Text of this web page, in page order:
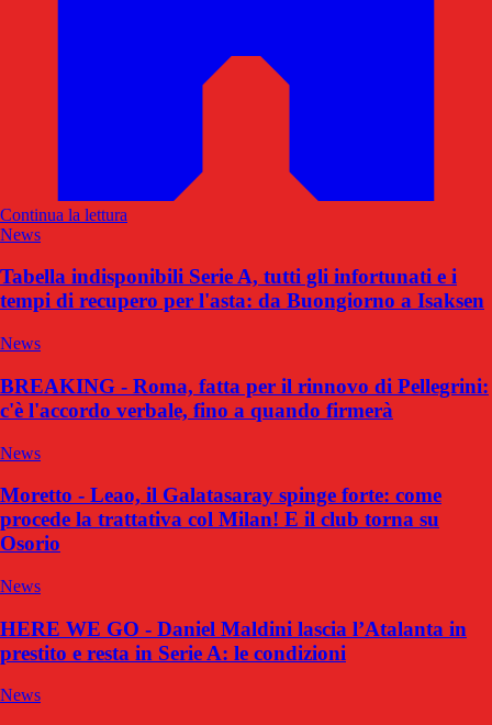
Continua la lettura
News
Tabella indisponibili Serie A, tutti gli infortunati e i
tempi di recupero per l'asta: da Buongiorno a Isaksen
News
BREAKING - Roma, fatta per il rinnovo di Pellegrini:
c'è l'accordo verbale, fino a quando firmerà
News
Moretto - Leao, il Galatasaray spinge forte: come
procede la trattativa col Milan! E il club torna su
Osorio
News
HERE WE GO - Daniel Maldini lascia l’Atalanta in
prestito e resta in Serie A: le condizioni
News